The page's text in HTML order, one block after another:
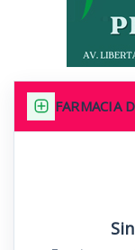
FARMACIA